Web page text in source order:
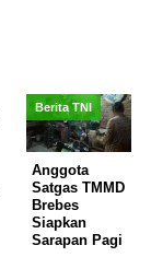
Berita TNI
Anggota
Satgas TMMD
Brebes
Siapkan
Sarapan Pagi